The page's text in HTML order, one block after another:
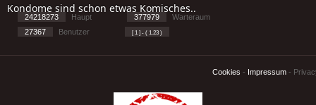
Kondome sind schon etwas Komisches..
24218273 Haupt 377979
Warteraum
27367
Benutzer [ 1 ] - ( 1.23 )
Cookies - Impressum -